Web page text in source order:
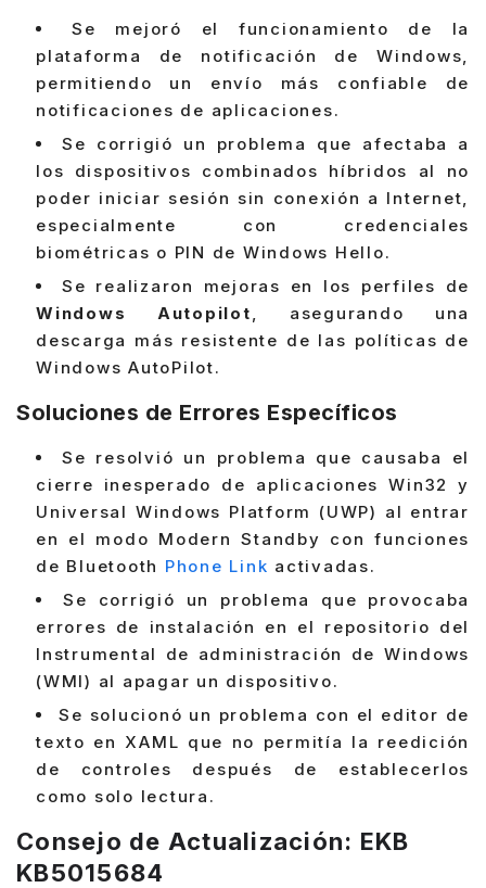
Se mejoró el funcionamiento de la
plataforma de notificación de Windows,
permitiendo un envío más confiable de
notificaciones de aplicaciones.
Se corrigió un problema que afectaba a
los dispositivos combinados híbridos al no
poder iniciar sesión sin conexión a Internet,
especialmente con credenciales
biométricas o PIN de Windows Hello.
Se realizaron mejoras en los perfiles de
Windows Autopilot , asegurando una
descarga más resistente de las políticas de
Windows AutoPilot.
Soluciones de Errores Específicos
Se resolvió un problema que causaba el
cierre inesperado de aplicaciones Win32 y
Universal Windows Platform (UWP) al entrar
en el modo Modern Standby con funciones
de Bluetooth Phone Link activadas.
Se corrigió un problema que provocaba
errores de instalación en el repositorio del
Instrumental de administración de Windows
(WMI) al apagar un dispositivo.
Se solucionó un problema con el editor de
texto en XAML que no permitía la reedición
de controles después de establecerlos
como solo lectura.
Consejo de Actualización: EKB
KB5015684